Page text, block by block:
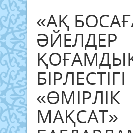
«АҚ
ӘЙЕЛДЕР
БІРЛЕСТІГІ
«ӨМІРЛІК
МАҚСАТ»